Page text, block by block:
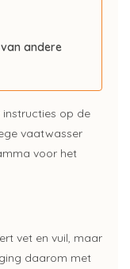
andere
instructies op de
vaatwasser
voor het
vet en vuil, maar
daarom met